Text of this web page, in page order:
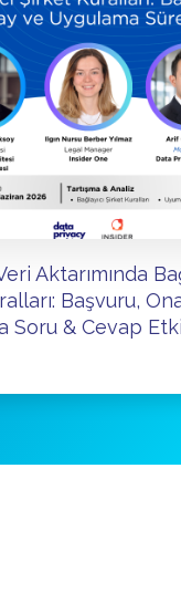
Aktarımında
Başvuru,
Soru & Cevap